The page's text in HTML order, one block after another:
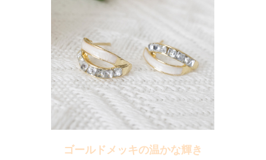
ゴールドメッキの温かな輝き